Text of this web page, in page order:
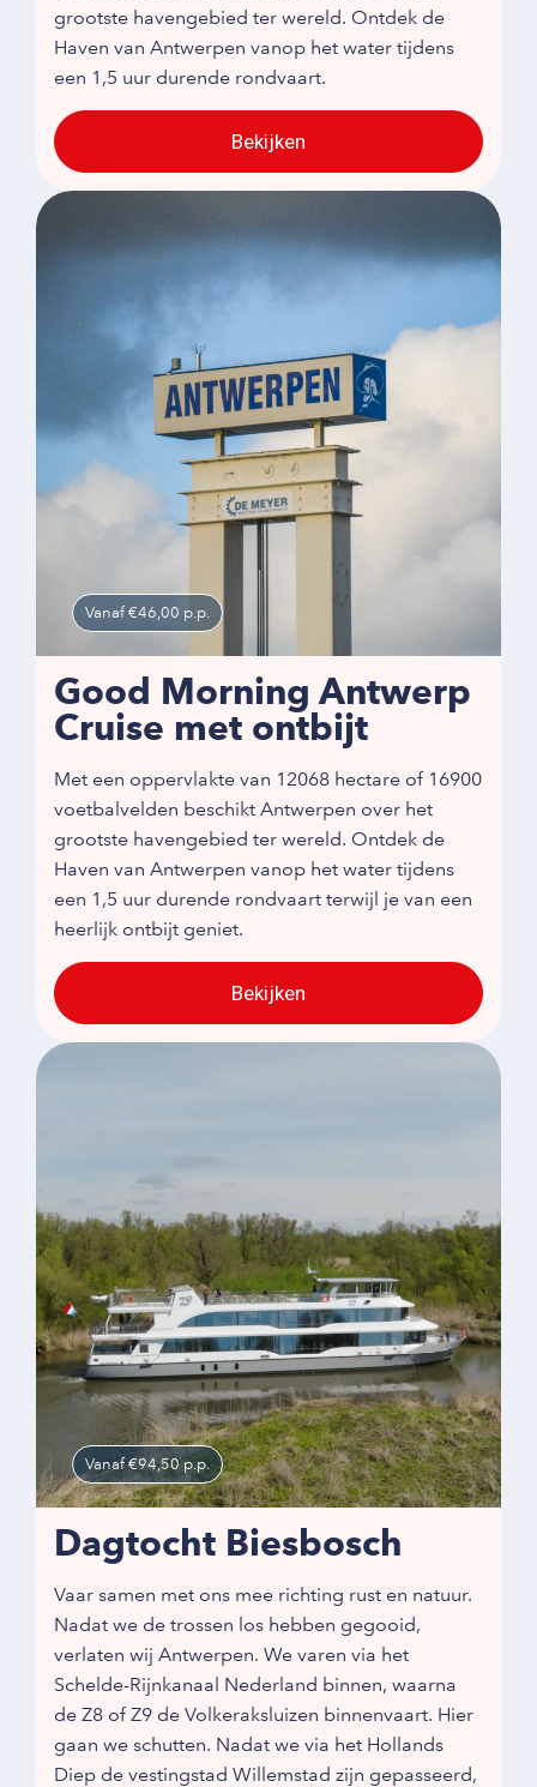
grootste havengebied ter wereld. Ontdek de
Haven van Antwerpen vanop het water tijdens
een 1,5 uur durende rondvaart.
Bekijken
Vanaf €46,00 p.p.
Good Morning Antwerp
Cruise met ontbijt
Met een oppervlakte van 12068 hectare of 16900
voetbalvelden beschikt Antwerpen over het
grootste havengebied ter wereld. Ontdek de
Haven van Antwerpen vanop het water tijdens
een 1,5 uur durende rondvaart terwijl je van een
heerlijk ontbijt geniet.
Bekijken
Vanaf €94,50 p.p.
Dagtocht Biesbosch
Vaar samen met ons mee richting rust en natuur.
Nadat we de trossen los hebben gegooid,
verlaten wij Antwerpen. We varen via het
Schelde-Rijnkanaal Nederland binnen, waarna
de Z8 of Z9 de Volkeraksluizen binnenvaart. Hier
gaan we schutten. Nadat we via het Hollands
Diep de vestingstad Willemstad zijn gepasseerd,